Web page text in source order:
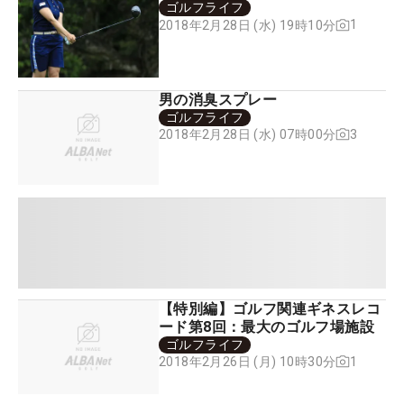
ゴルフライフ
2018年2月28日 (水) 19時10分
1
男の消臭スプレー
ゴルフライフ
2018年2月28日 (水) 07時00分
3
【特別編】ゴルフ関連ギネスレコ
ード第8回：最大のゴルフ場施設
ゴルフライフ
2018年2月26日 (月) 10時30分
1